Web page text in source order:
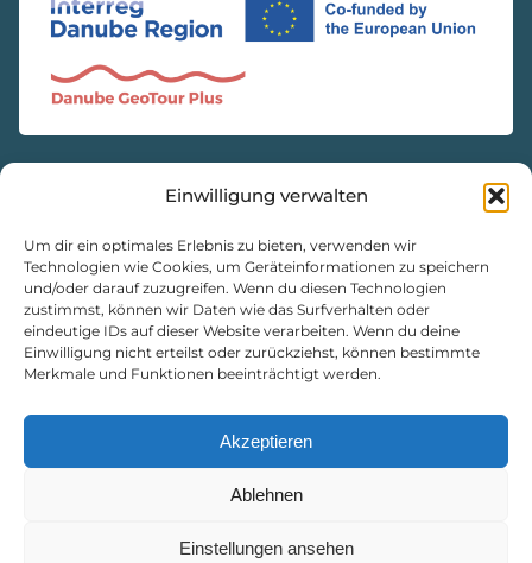
Einwilligung verwalten
Um dir ein optimales Erlebnis zu bieten, verwenden wir
Technologien wie Cookies, um Geräteinformationen zu speichern
und/oder darauf zuzugreifen. Wenn du diesen Technologien
zustimmst, können wir Daten wie das Surfverhalten oder
eindeutige IDs auf dieser Website verarbeiten. Wenn du deine
Einwilligung nicht erteilst oder zurückziehst, können bestimmte
Merkmale und Funktionen beeinträchtigt werden.
Akzeptieren
Ablehnen
Einstellungen ansehen
Natur- und Geopark Steirische Eisenwurzen GmbH
8933 St. Gallen, Markt 35
+43 3632 7714
naturpark@eisenwurzen.com
www.eisenwurzen.com
Datenschutz|Cookie-Richtlinie